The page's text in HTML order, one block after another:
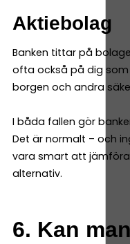
Aktiebolag
Banken tittar på
ofta också på dig
borgen och andra
I båda fallen gör
Det är normalt – och
vara smart att
alternativ.
6. Kan